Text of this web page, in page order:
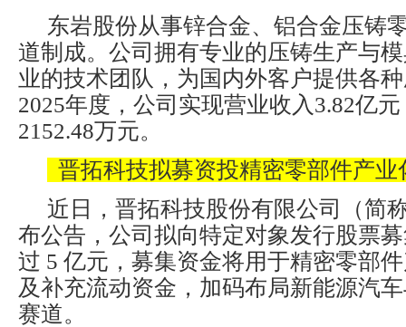
东岩股份从事锌合金、铝合金压铸
道制成。公司拥有专业的压铸生产与
业的技术团队，为国内外客户提供各
2025年度，公司实现营业收入3.82亿
2152.48万元。
晋拓科技拟募资投精密零部件产业
近日，晋拓科技股份有限公司（简
布公告，公司拟向特定对象发行股票
过 5 亿元，募集资金将用于精密零部
及补充流动资金，加码布局新能源汽
赛道。